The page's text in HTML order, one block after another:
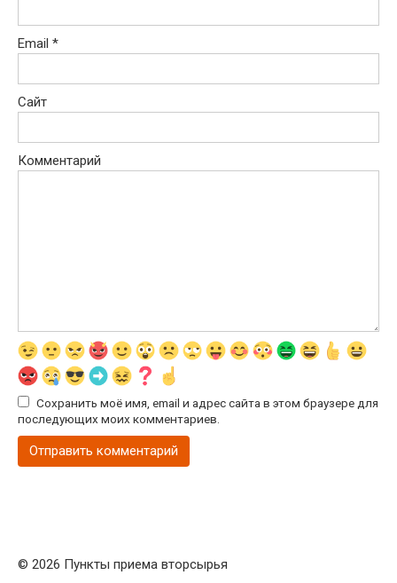
Email *
Сайт
Комментарий
Сохранить моё имя, email и адрес сайта в этом браузере для
последующих моих комментариев.
© 2026 Пункты приема вторсырья